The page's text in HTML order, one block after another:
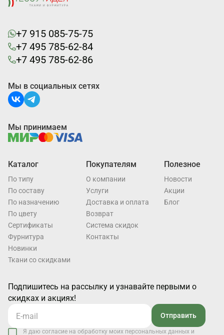
+7 915 085-75-75
+7 495 785-62-84
+7 495 785-62-86
Каталог
По типу
По составу
По назначению
По цвету
Cертификаты
Фурнитура
Новинки
Ткани со скидками
Покупателям
О компании
Услуги
Доставка и оплата
Возврат
Система скидок
Контакты
Полезное
Новости
Акции
Блог
Подпишитесь на рассылку и узнавайте первыми о
скидках и акциях!
Отправить
Я даю согласие на обработку моих персональных данных и
Мы в социальных сетях
Мы принимаем